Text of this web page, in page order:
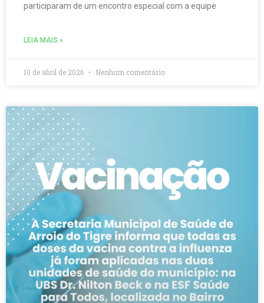
participaram de um encontro especial com a equipe
LEIA MAIS »
10 de abril de 2026 Nenhum comentário